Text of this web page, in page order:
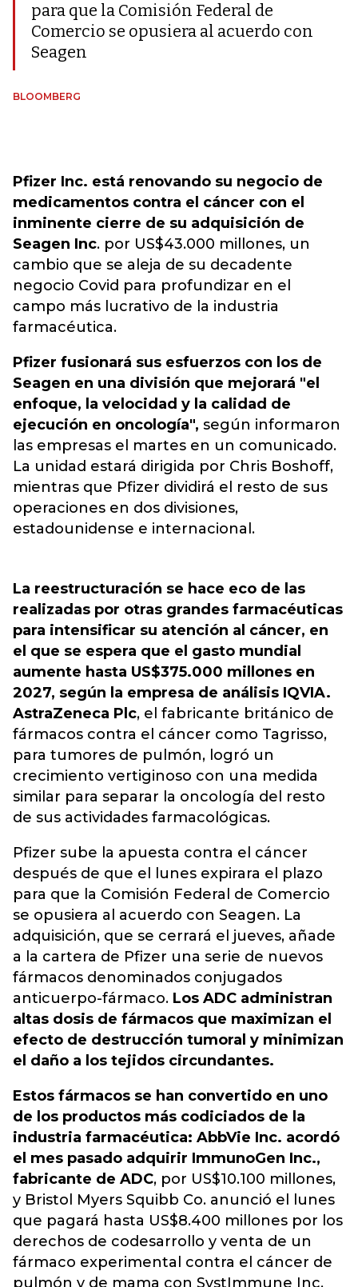
para que la Comisión Federal de
Comercio se opusiera al acuerdo con
Seagen
BLOOMBERG
Pfizer Inc. está renovando su negocio de
medicamentos contra el cáncer con el
inminente cierre de su adquisición de
Seagen Inc. por US$43.000 millones, un
cambio que se aleja de su decadente
negocio Covid para profundizar en el
campo más lucrativo de la industria
farmacéutica.
Pfizer fusionará sus esfuerzos con los de
Seagen en una división que mejorará "el
enfoque, la velocidad y la calidad de
ejecución en oncología", según informaron
las empresas el martes en un comunicado.
La unidad estará dirigida por Chris Boshoff,
mientras que Pfizer dividirá el resto de sus
operaciones en dos divisiones,
estadounidense e internacional.
La reestructuración se hace eco de las
realizadas por otras grandes farmacéuticas
para intensificar su atención al cáncer, en
el que se espera que el gasto mundial
aumente hasta US$375.000 millones en
2027, según la empresa de análisis IQVIA.
AstraZeneca Plc, el fabricante británico de
fármacos contra el cáncer como Tagrisso,
para tumores de pulmón, logró un
crecimiento vertiginoso con una medida
similar para separar la oncología del resto
de sus actividades farmacológicas.
Pfizer sube la apuesta contra el cáncer
después de que el lunes expirara el plazo
para que la Comisión Federal de Comercio
se opusiera al acuerdo con Seagen. La
adquisición, que se cerrará el jueves, añade
a la cartera de Pfizer una serie de nuevos
fármacos denominados conjugados
anticuerpo-fármaco. Los ADC administran
altas dosis de fármacos que maximizan el
efecto de destrucción tumoral y minimizan
el daño a los tejidos circundantes.
Estos fármacos se han convertido en uno
de los productos más codiciados de la
industria farmacéutica: AbbVie Inc. acordó
el mes pasado adquirir ImmunoGen Inc.,
fabricante de ADC, por US$10.100 millones,
y Bristol Myers Squibb Co. anunció el lunes
que pagará hasta US$8.400 millones por los
derechos de codesarrollo y venta de un
fármaco experimental contra el cáncer de
pulmón y de mama con SystImmune Inc.